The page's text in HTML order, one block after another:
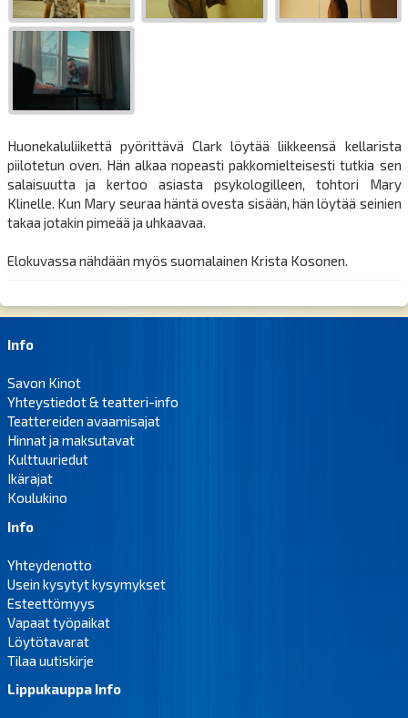
Huonekaluliikettä pyörittävä Clark löytää liikkeensä kellarista
piilotetun oven. Hän alkaa nopeasti pakkomielteisesti tutkia sen
salaisuutta ja kertoo asiasta psykologilleen, tohtori Mary
Klinelle. Kun Mary seuraa häntä ovesta sisään, hän löytää seinien
takaa jotakin pimeää ja uhkaavaa.
Elokuvassa nähdään myös suomalainen Krista Kosonen.
Info
Savon Kinot
Yhteystiedot & teatteri-info
Teattereiden avaamisajat
Hinnat ja maksutavat
Kulttuuriedut
Ikärajat
Koulukino
Info
Yhteydenotto
Usein kysytyt kysymykset
Esteettömyys
Vapaat työpaikat
Löytötavarat
Tilaa uutiskirje
Lippukauppa Info